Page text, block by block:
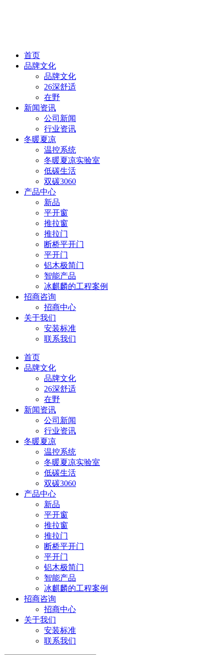
首页
品牌文化
品牌文化
26深舒适
在野
新闻资讯
公司新闻
行业资讯
冬暖夏凉
温控系统
冬暖夏凉实验室
低碳生活
双碳3060
产品中心
新品
平开窗
推拉窗
推拉门
断桥平开门
平开门
铝木极简门
智能产品
冰麒麟的工程案例
招商咨询
招商中心
关于我们
安装标准
联系我们
首页
品牌文化
品牌文化
26深舒适
在野
新闻资讯
公司新闻
行业资讯
冬暖夏凉
温控系统
冬暖夏凉实验室
低碳生活
双碳3060
产品中心
新品
平开窗
推拉窗
推拉门
断桥平开门
平开门
铝木极简门
智能产品
冰麒麟的工程案例
招商咨询
招商中心
关于我们
安装标准
联系我们